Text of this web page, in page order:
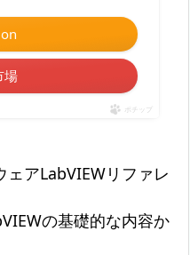
場
ポチップ
ェアLabVIEWリファレ
の基礎的な内容か